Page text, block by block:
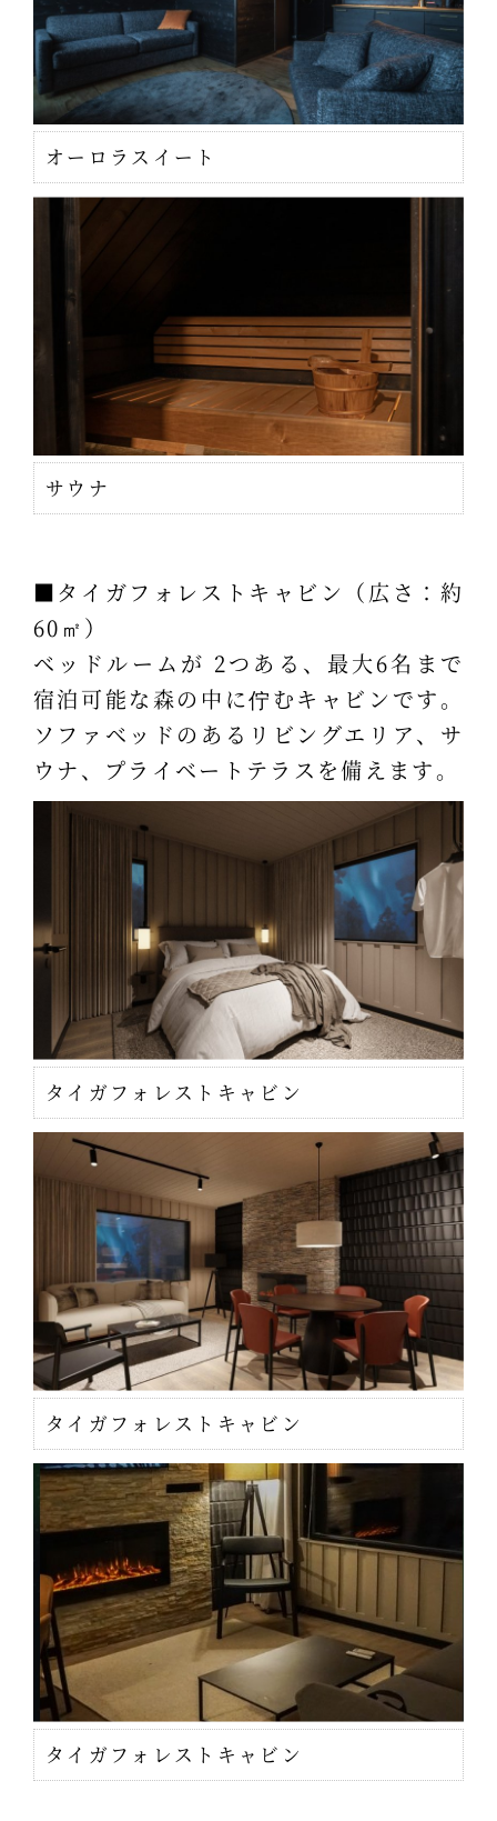
オーロラスイート
サウナ
■タイガフォレストキャビン（広さ：約
60㎡）
ベッドルームが 2つある、最大6名まで
宿泊可能な森の中に佇むキャビンです。
ソファベッドのあるリビングエリア、サ
ウナ、プライベートテラスを備えます。
タイガフォレストキャビン
タイガフォレストキャビン
タイガフォレストキャビン